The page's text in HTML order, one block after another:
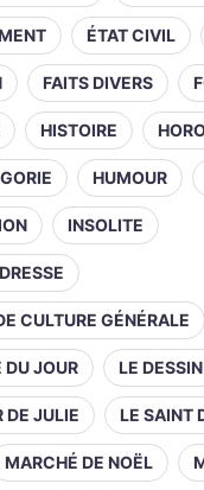
ÉTAT CIVIL
FAITS DIVERS
HISTOIRE
HUMOUR
INSOLITE
CULTURE GÉNÉRALE
DU JOUR LE
DE JULIE LE SAINT
MARCHÉ DE NOËL